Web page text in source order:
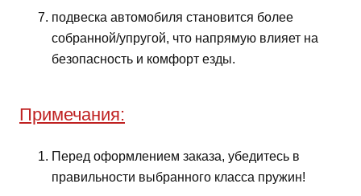
подвеска автомобиля становится более
собранной/упругой, что напрямую влияет на
безопасность и комфорт езды.
Примечания:
Перед оформлением заказа, убедитесь в
правильности выбранного класса пружин!